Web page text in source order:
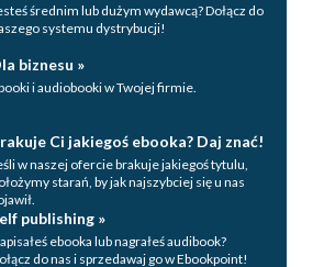
średnim lub dużym wydawcą? Dołącz do
systemu dystrybucji!
biznesu »
i audiobooki w Twojej firmie.
Ci jakiegoś ebooka? Daj znać!
w naszej ofercie brakuje jakiegoś tytulu,
starań, by jak najszybciej się u nas
publishing »
ebooka lub nagrałeś audibook?
do nas i sprzedawaj go w Ebookpoint!